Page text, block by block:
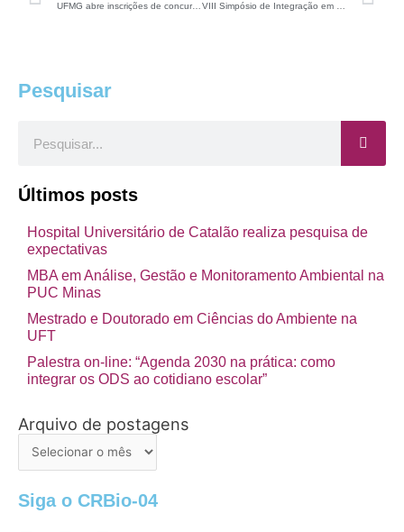
UFMG abre inscrições de concurso para Departamento de Zoologia
Pesquisar
Últimos posts
Hospital Universitário de Catalão realiza pesquisa de
expectativas
MBA em Análise, Gestão e Monitoramento Ambiental na
PUC Minas
Mestrado e Doutorado em Ciências do Ambiente na
UFT
Palestra on-line: “Agenda 2030 na prática: como
integrar os ODS ao cotidiano escolar”
Arquivo de postagens
Arquivo
Siga o CRBio-04